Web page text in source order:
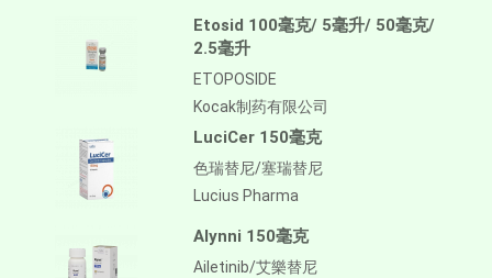
Etosid 100毫克/ 5毫升/ 50毫克/
2.5毫升
ETOPOSIDE
Kocak制药有限公司
LuciCer 150毫克
色瑞替尼/塞瑞替尼
Lucius Pharma
Alynni 150毫克
Ailetinib/艾樂替尼